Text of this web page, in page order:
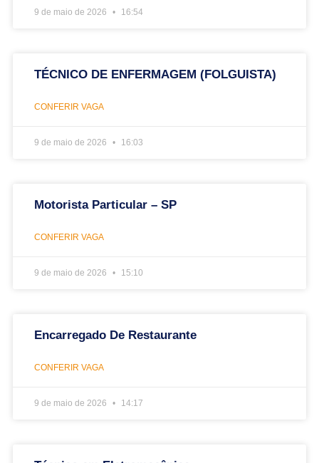
9 de maio de 2026 16:54
TÉCNICO DE ENFERMAGEM (FOLGUISTA)
CONFERIR VAGA
9 de maio de 2026 16:03
Motorista Particular – SP
CONFERIR VAGA
9 de maio de 2026 15:10
Encarregado De Restaurante
CONFERIR VAGA
9 de maio de 2026 14:17